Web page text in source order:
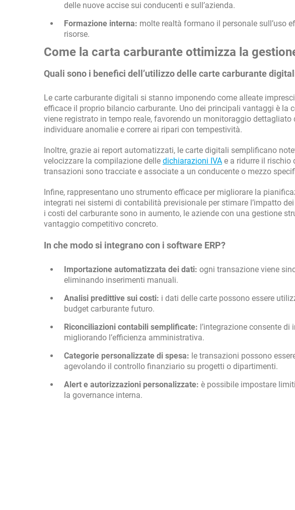
delle nuove accise sui conducenti e sull’azienda.
Formazione interna: molte realtà formano il personale sull’uso
risorse.
Come la carta carburante ottimizza la
Quali sono i benefici dell’utilizzo delle carte carburante
Le carte carburante digitali si stanno imponendo come alleate
efficace il proprio bilancio carburante. Uno dei principali vantaggi è la
viene registrato in tempo reale, favorendo un monitoraggio
individuare anomalie e correre ai ripari con tempestività.
Inoltre, grazie ai report automatizzati, le carte digitali semplificano
velocizzare la compilazione delle dichiarazioni IVA e a ridurre il rischio
transazioni sono tracciate e associate a un conducente o mezzo
Infine, rappresentano uno strumento efficace per migliorare la
integrati nei sistemi di contabilità previsionale per stimare l’impatto
i costi del carburante sono in aumento, le aziende con una gestione
vantaggio competitivo concreto.
In che modo si integrano con i software ERP?
Importazione automatizzata dei dati: ogni transazione viene
eliminando inserimenti manuali.
Analisi predittive sui costi: i dati delle carte possono essere
budget carburante futuro.
Riconciliazioni contabili semplificate: l’integrazione consente
migliorando l’efficienza amministrativa.
Categorie personalizzate di spesa: le transazioni possono
agevolando il controllo finanziario su progetti o dipartimenti.
Alert e autorizzazioni personalizzate: è possibile impostare
la governance interna.